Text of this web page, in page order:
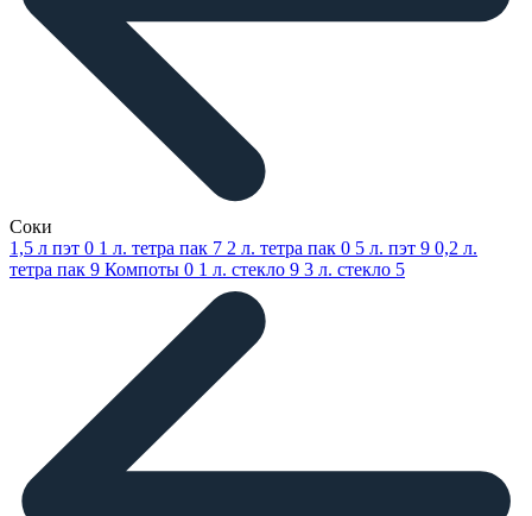
Соки
1,5 л пэт 0 1 л. тетра пак 7 2 л. тетра пак 0 5 л. пэт 9 0,2 л.
тетра пак 9 Компоты 0 1 л. стекло 9 3 л. стекло 5